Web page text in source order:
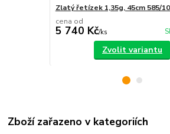
Zlatý řetízek 1,35g, 45cm 585/
cena od
5 740 Kč/ks
Zvolit variantu
Zboží zařazeno v kategoriích